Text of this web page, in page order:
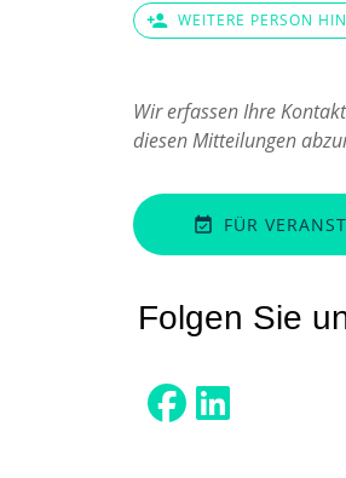
person_add WEITERE PERSON
Wir erfassen Ihre
diesen Mitteilungen
event_available FÜR
Folgen Sie